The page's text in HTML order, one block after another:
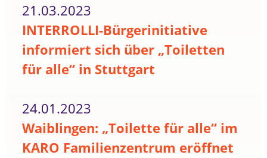
21.03.2023
INTERROLLI-Bürgerinitiative
informiert sich über „Toiletten
für alle“ in Stuttgart
24.01.2023
Waiblingen: „Toilette für alle“ im
KARO Familienzentrum eröffnet